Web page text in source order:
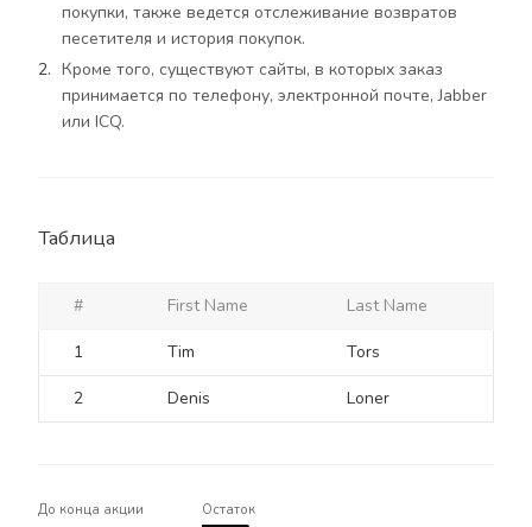
покупки, также ведется отслеживание возвратов
песетителя и история покупок.
Кроме того, существуют сайты, в которых заказ
принимается по телефону, электронной почте, Jabber
или ICQ.
Таблица
# First Name Last Name
1 Tim Tors
2 Denis Loner
До конца акции Остаток